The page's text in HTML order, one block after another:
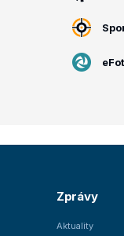
Zprávy
Aktuality